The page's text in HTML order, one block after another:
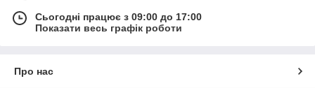
Сьогодні працює з 09:00 до 17:00
Показати весь графік роботи
Про нас